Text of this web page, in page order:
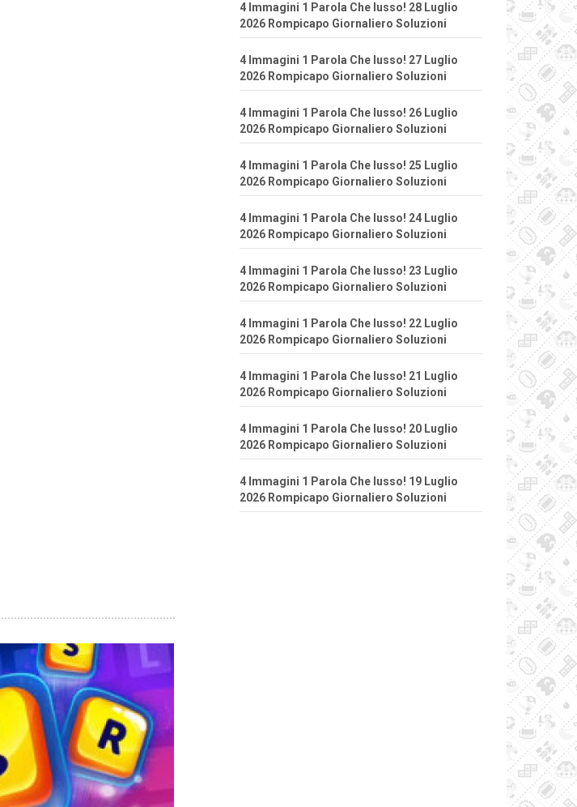
4 Immagini 1 Parola Che lusso! 28 Luglio
2026 Rompicapo Giornaliero Soluzioni
4 Immagini 1 Parola Che lusso! 27 Luglio
2026 Rompicapo Giornaliero Soluzioni
4 Immagini 1 Parola Che lusso! 26 Luglio
2026 Rompicapo Giornaliero Soluzioni
4 Immagini 1 Parola Che lusso! 25 Luglio
2026 Rompicapo Giornaliero Soluzioni
4 Immagini 1 Parola Che lusso! 24 Luglio
2026 Rompicapo Giornaliero Soluzioni
4 Immagini 1 Parola Che lusso! 23 Luglio
2026 Rompicapo Giornaliero Soluzioni
4 Immagini 1 Parola Che lusso! 22 Luglio
2026 Rompicapo Giornaliero Soluzioni
4 Immagini 1 Parola Che lusso! 21 Luglio
2026 Rompicapo Giornaliero Soluzioni
4 Immagini 1 Parola Che lusso! 20 Luglio
2026 Rompicapo Giornaliero Soluzioni
4 Immagini 1 Parola Che lusso! 19 Luglio
2026 Rompicapo Giornaliero Soluzioni